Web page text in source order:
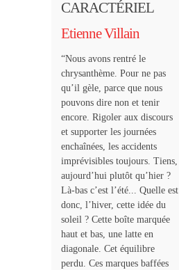
CARACTÉRIEL
Etienne Villain
“Nous avons rentré le
chrysanthème. Pour ne pas
qu’il gèle, parce que nous
pouvons dire non et tenir
encore. Rigoler aux discours
et supporter les journées
enchaînées, les accidents
imprévisibles toujours. Tiens,
aujourd’hui plutôt qu’hier ?
Là-bas c’est l’été... Quelle est
donc, l’hiver, cette idée du
soleil ? Cette boîte marquée
haut et bas, une latte en
diagonale. Cet équilibre
perdu. Ces marques baffées